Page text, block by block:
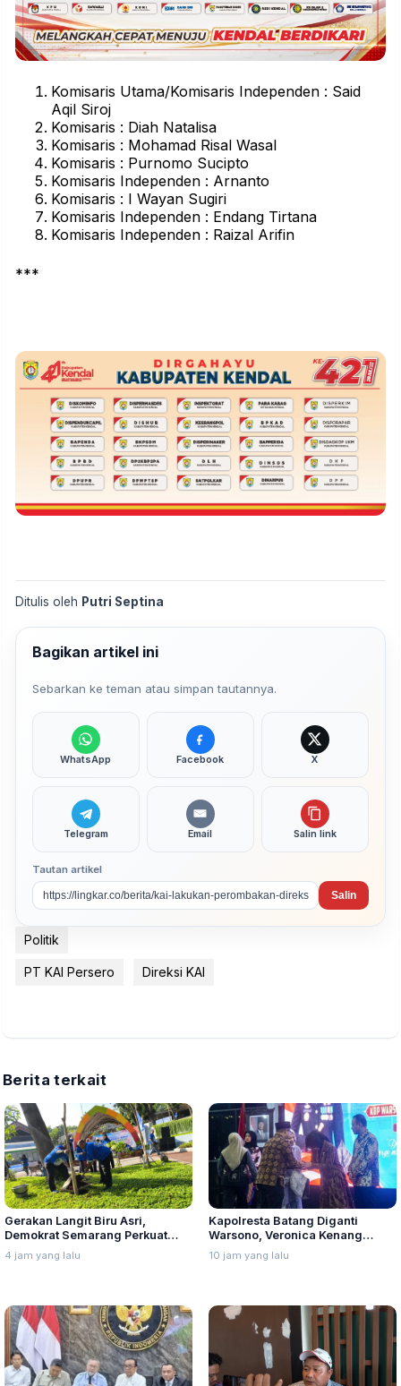
Komisaris Utama/Komisaris Independen : Said
Aqil Siroj
Komisaris : Diah Natalisa
Komisaris : Mohamad Risal Wasal
Komisaris : Purnomo Sucipto
Komisaris Independen : Arnanto
Komisaris : I Wayan Sugiri
Komisaris Independen : Endang Tirtana
Komisaris Independen : Raizal Arifin
***
Ditulis oleh Putri Septina
Bagikan artikel ini
Sebarkan ke teman atau simpan tautannya.
WhatsApp Facebook X
Telegram Email Salin link
Tautan artikel
Salin
Politik
PT KAI Persero Direksi KAI
Berita terkait
Gerakan Langit Biru Asri,
Demokrat Semarang Perkuat
Soliditas Menuju Pemilu 2029
4 jam yang lalu
Kapolresta Batang Diganti
Warsono, Veronica Kenang
Kedatangannya Disambut Banjir
10 jam yang lalu